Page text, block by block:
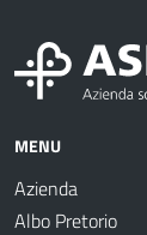
MENU
Azienda
Albo Pretorio